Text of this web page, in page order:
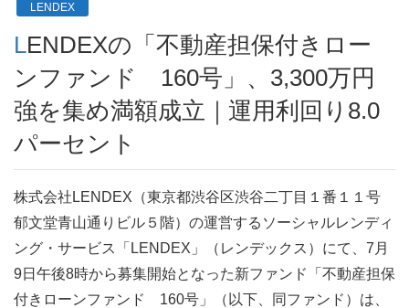
LENDEX
LENDEXの「不動産担保付きロー
ンファンド 160号」、3,300万円
強を集め満額成立｜運用利回り8.0
パーセント
株式会社LENDEX（東京都渋谷区渋谷二丁目１番１１号
郁文堂青山通りビル５階）の運営するソーシャルレンディ
ング・サービス「LENDEX」（レンデックス）にて、7月
9日午後8時から募集開始となった新ファンド「不動産担保
付きローンファンド 160号」（以下、同ファンド）は、